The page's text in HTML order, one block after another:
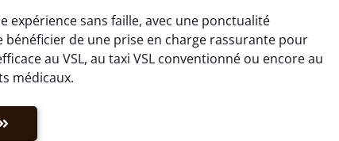
expérience sans faille, avec une ponctualité
de une prise en charge rassurante pour
au VSL, au taxi VSL conventionné ou encore au
médicaux.